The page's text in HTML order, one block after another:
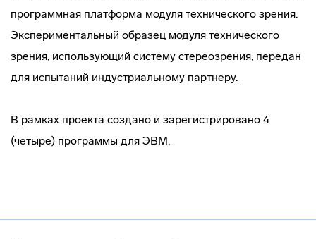
программная платформа модуля технического зрения.
Экспериментальный образец модуля технического
зрения, использующий систему стереозрения, передан
для испытаний индустриальному партнеру.
В рамках проекта создано и зарегистрировано 4
(четыре) программы для ЭВМ.